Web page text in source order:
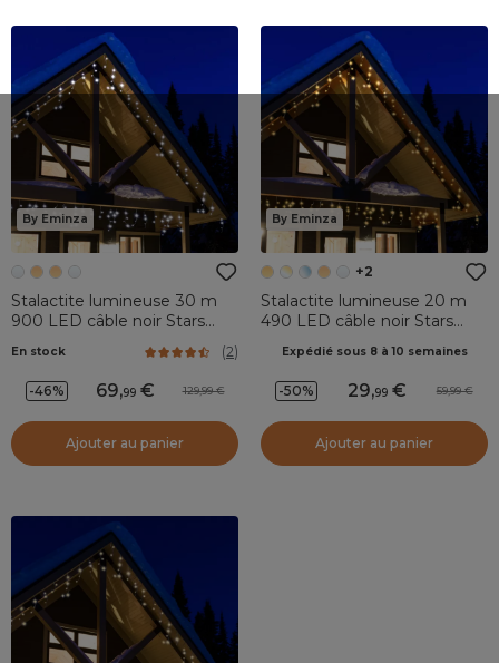
By Eminza
Stalactite lumineuse 30 m
900 LED câble noir Stars
Blanc froid
En stock (2)
-46% 69,99 129,99
Ajouter au panier
By Eminza
+2
Stalactite lumineuse 20 m
490 LED câble noir Stars
Expédié sous 8 à 10 semaines
-50% 29,99 59,99
Ajouter au panier